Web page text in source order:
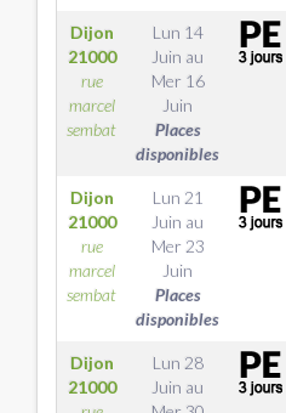
Dijon
21000
rue
marcel
sembat
Lun 14
Juin au
Mer 16
Juin
Places
disponibles
Dijon
21000
rue
marcel
sembat
Lun 21
Juin au
Mer 23
Juin
Places
disponibles
Dijon
21000
Lun 28
Juin au